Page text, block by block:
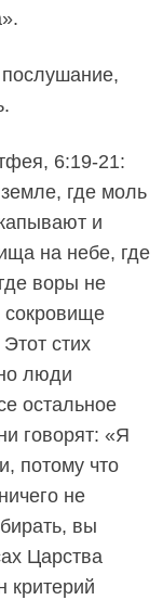
6:19-21:
где моль
и
на небе, где
воры не
сокровище
стих
люди
остальное
говорят: «Я
потому что
не
вы
Царства
критерий